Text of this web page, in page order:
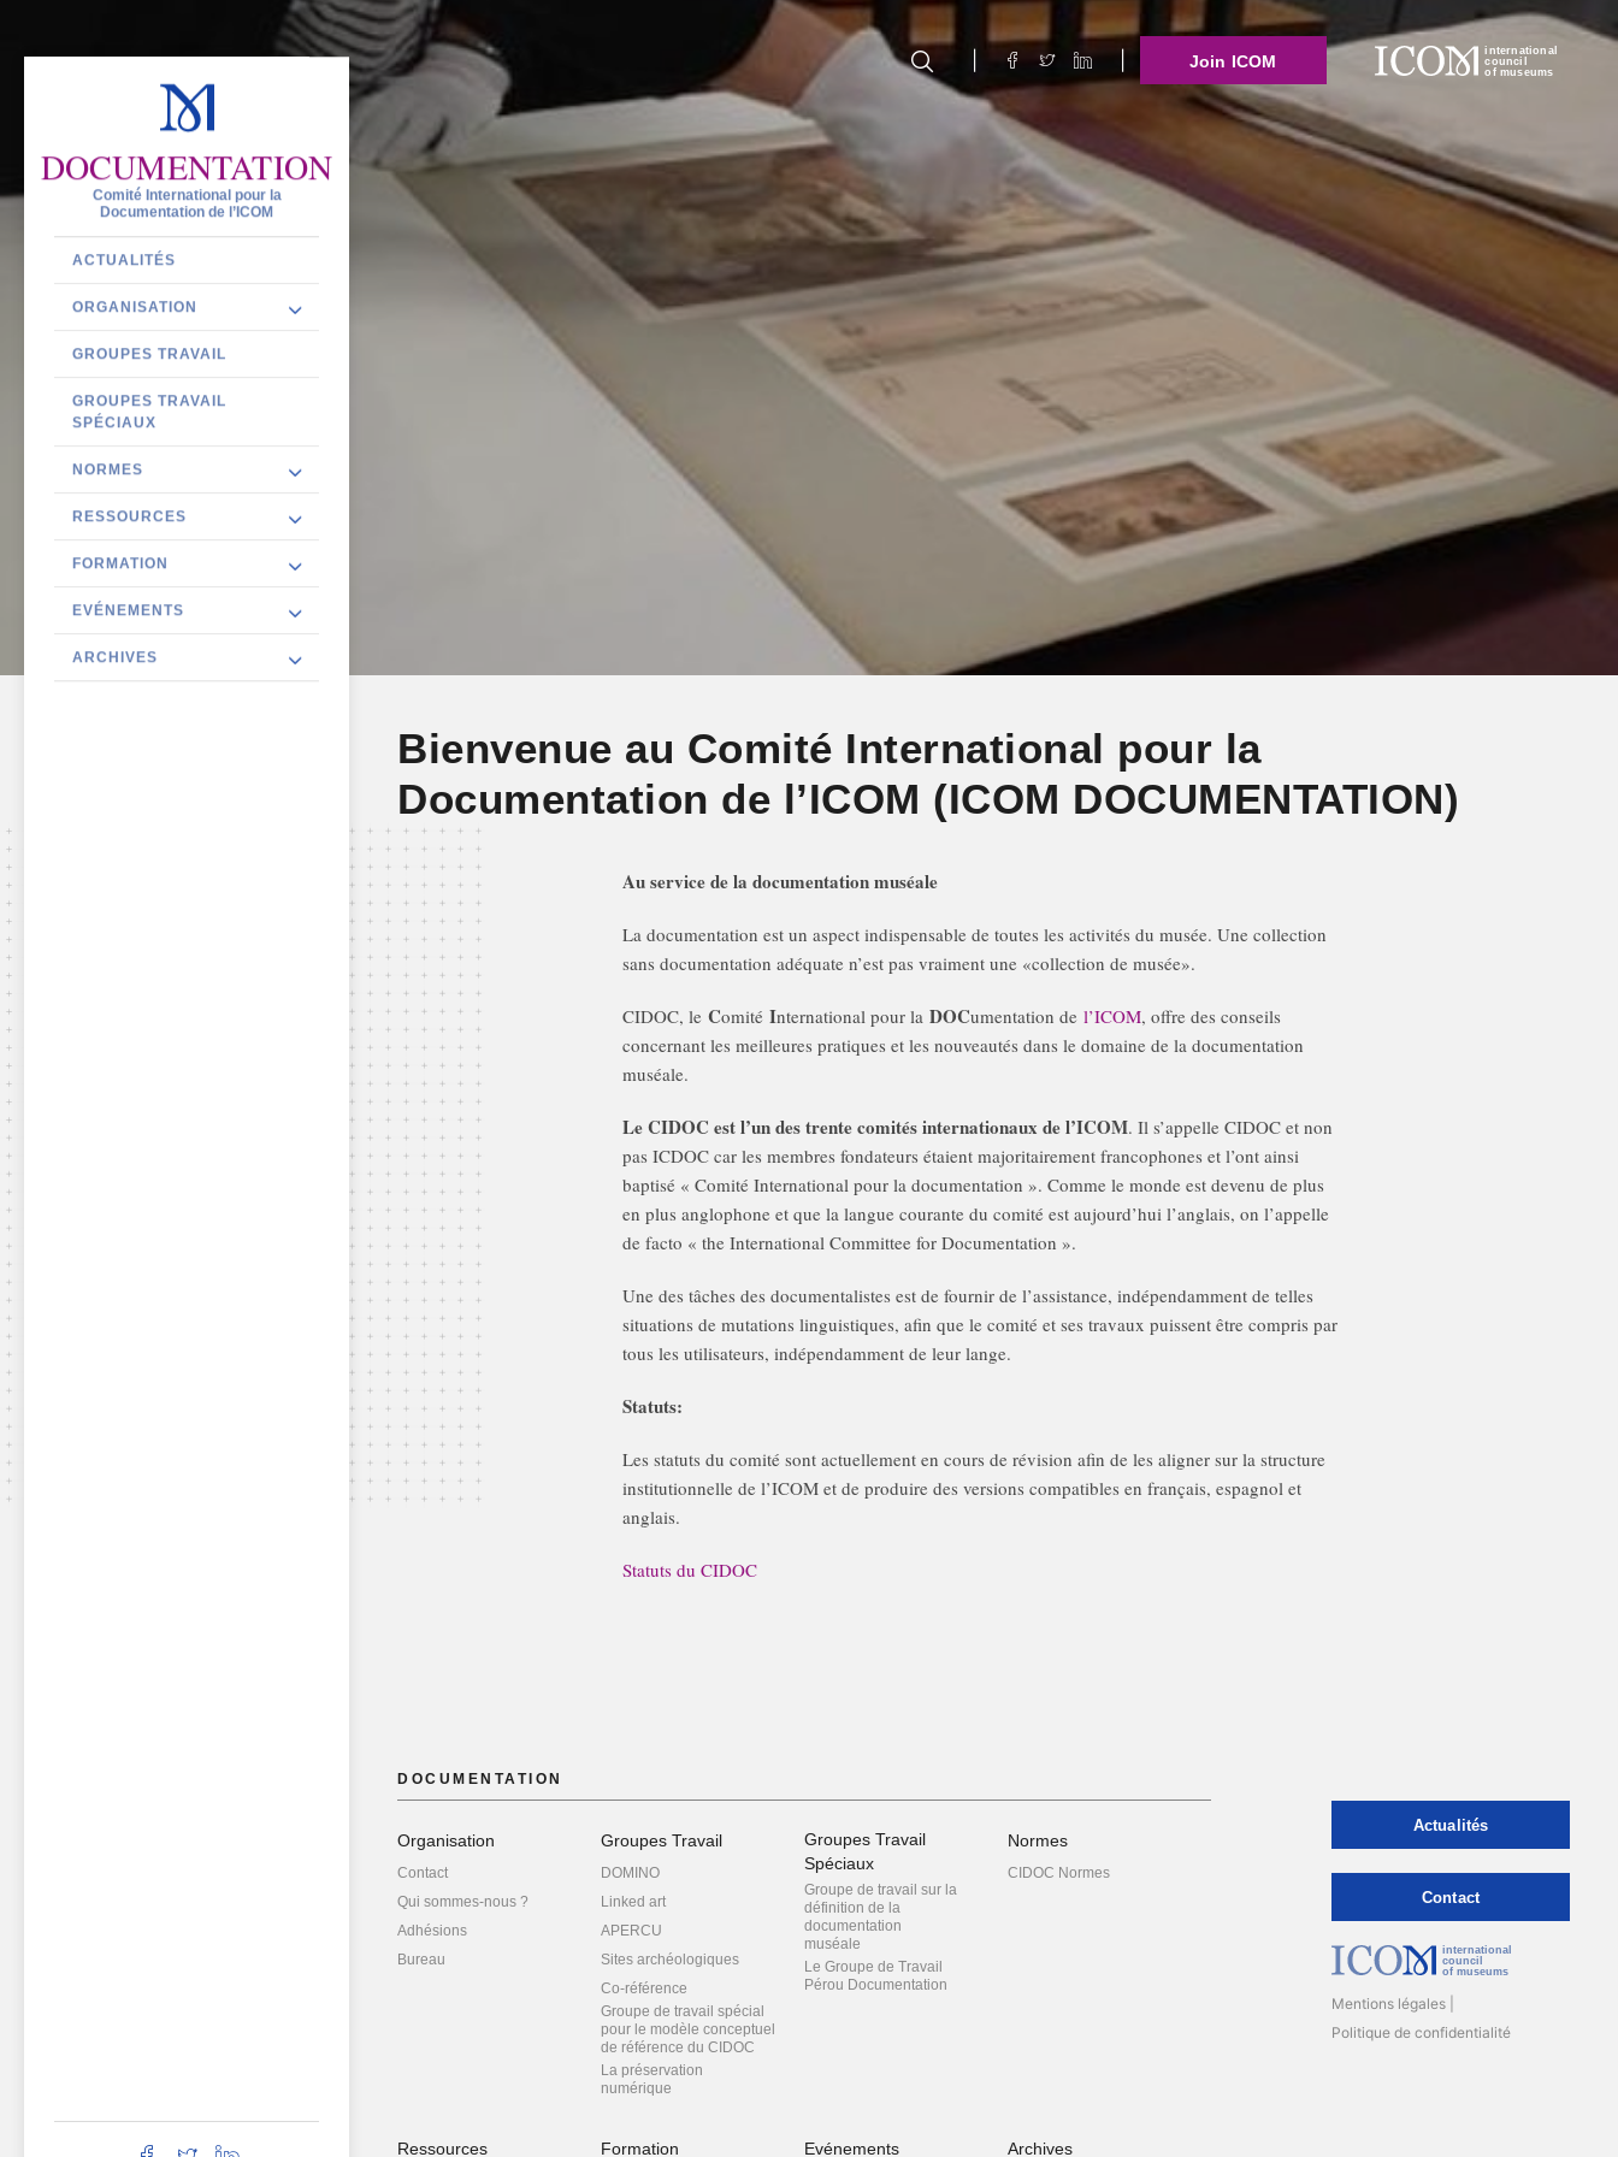
Join ICOM
international
council
of museums
DOCUMENTATION
Comité International pour la
Documentation de l’ICOM
ACTUALITÉS
ORGANISATION
GROUPES TRAVAIL
GROUPES TRAVAIL
SPÉCIAUX
NORMES
RESSOURCES
FORMATION
EVÉNEMENTS
ARCHIVES
Bienvenue au Comité International pour la
Documentation de l’ICOM (ICOM DOCUMENTATION)
Au service de la documentation muséale
La documentation est un aspect indispensable de toutes les activités du musée. Une collection
sans documentation adéquate n’est pas vraiment une «collection de musée».
CIDOC, le Comité International pour la DOCumentation de l’ICOM, offre des conseils
concernant les meilleures pratiques et les nouveautés dans le domaine de la documentation
muséale.
Le CIDOC est l’un des trente comités internationaux de l’ICOM. Il s’appelle CIDOC et non
pas ICDOC car les membres fondateurs étaient majoritairement francophones et l’ont ainsi
baptisé « Comité International pour la documentation ». Comme le monde est devenu de plus
en plus anglophone et que la langue courante du comité est aujourd’hui l’anglais, on l’appelle
de facto « the International Committee for Documentation ».
Une des tâches des documentalistes est de fournir de l’assistance, indépendamment de telles
situations de mutations linguistiques, afin que le comité et ses travaux puissent être compris par
tous les utilisateurs, indépendamment de leur lange.
Statuts:
Les statuts du comité sont actuellement en cours de révision afin de les aligner sur la structure
institutionnelle de l’ICOM et de produire des versions compatibles en français, espagnol et
anglais.
Statuts du CIDOC
DOCUMENTATION
Organisation
Contact
Qui sommes-nous ?
Adhésions
Bureau
Groupes Travail
DOMINO
Linked art
APERCU
Sites archéologiques
Co-référence
Groupe de travail spécial
pour le modèle conceptuel
de référence du CIDOC
La préservation
numérique
stratégies numériques
Groupes Travail
Spéciaux
Groupe de travail sur la
définition de la
documentation
muséale
Le Groupe de Travail
Pérou Documentation
Normes
CIDOC Normes
Ressources Formation Evénements Archives
Actualités
Contact
international
council
of museums
Mentions légales
Politique de confidentialité